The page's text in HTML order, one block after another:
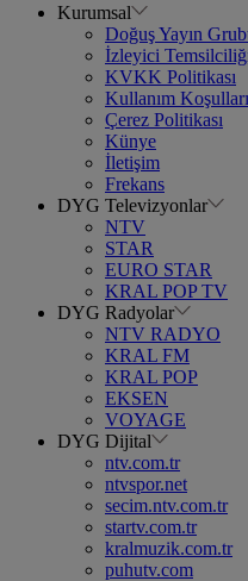
Kurumsal
Doğuş Yayın
İzleyici
KVKK Politikası
Kullanım Koşulları
Çerez Politikası
Künye
İletişim
Frekans
DYG Televizyonlar
NTV
STAR
EURO STAR
KRAL POP TV
DYG Radyolar
NTV RADYO
KRAL FM
KRAL POP
EKSEN
VOYAGE
DYG Dijital
ntv.com.tr
ntvspor.net
secim.ntv.com.tr
startv.com.tr
kralmuzik.com.tr
puhutv.com